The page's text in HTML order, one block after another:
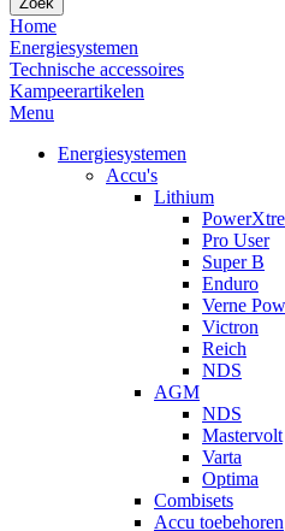
Home
Energiesystemen
Technische accessoires
Kampeerartikelen
Menu
Energiesystemen
Accu's
Lithium
Pro User
Super B
Enduro
Verne
Victron
Reich
NDS
AGM
NDS
Mastervolt
Varta
Optima
Combisets
Accu toebehoren